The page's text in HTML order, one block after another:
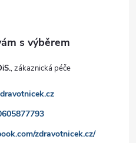
zdravotnicek.cz/